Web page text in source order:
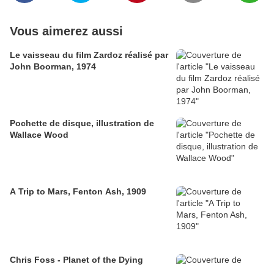
Vous aimerez aussi
Le vaisseau du film Zardoz réalisé par
John Boorman, 1974
Pochette de disque, illustration de
Wallace Wood
A Trip to Mars, Fenton Ash, 1909
Chris Foss - Planet of the Dying